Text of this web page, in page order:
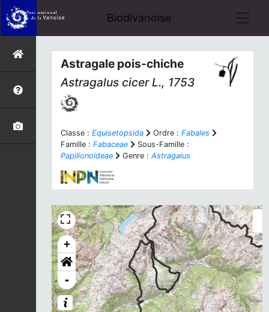
Biodivanoise
Astragale pois-chiche
Astragalus cicerL., 1753
Classe : Equisetopsida Ordre : Fabales
Famille : Fabaceae
Sous-Famille :
Papilionoideae
Genre : Astragalus
+
-